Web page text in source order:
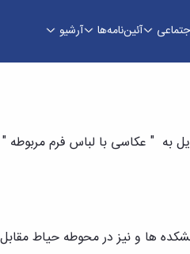
آئین‌نامه‌ها آرشیو